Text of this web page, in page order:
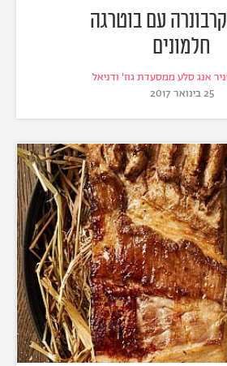
עם בוטרגה
חלמונים
אנג סלע ממסעדת גוז' ודניאל
25 בינואר 2017